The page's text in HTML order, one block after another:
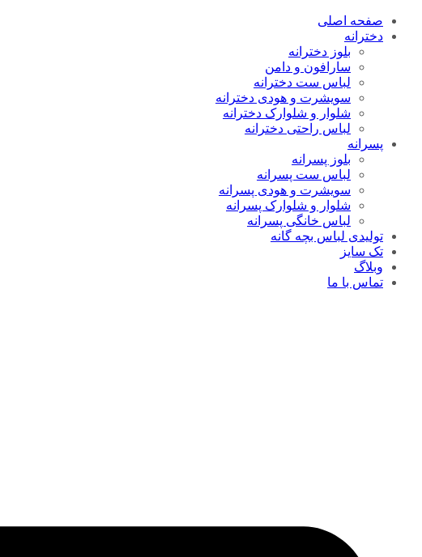
صفحه اصلی
دخترانه
بلوز دخترانه
سارافون و دامن
لباس ست دخترانه
سویشرت و هودی دخترانه
شلوار و شلوارک دخترانه
لباس راحتی دخترانه
پسرانه
بلوز پسرانه
لباس ست پسرانه
سویشرت و هودی پسرانه
شلوار و شلوارک پسرانه
لباس خانگی پسرانه
تولیدی لباس بچه گانه
تک سایز
وبلاگ
تماس با ما